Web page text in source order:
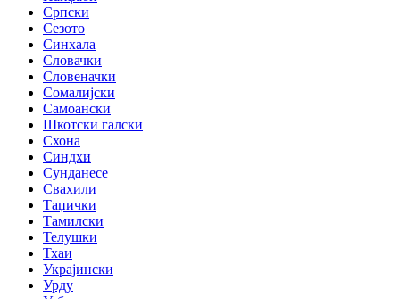
Српски
Сезото
Синхала
Словачки
Словеначки
Сомалијски
Самоански
Шкотски галски
Схона
Синдхи
Сунданесе
Свахили
Таџички
Тамилски
Телушки
Тхаи
Украјински
Урду